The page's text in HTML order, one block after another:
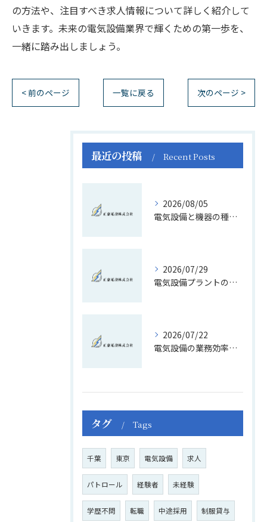
の方法や、注目すべき求人情報について詳しく紹介して
いきます。未来の電気設備業界で輝くための第一歩を、
一緒に踏み出しましょう。
< 前のページ 一覧に戻る 次のページ >
最近の投稿 Recent Posts
2026/08/05
電気設備と機器の種類や役割を一覧で徹底解説し現場疑問も即解消
2026/07/29
電気設備プラントの選び方と三鷹市で信頼できる企業を見極めるポイント
2026/07/22
電気設備の業務効率化を実現する支援ツール活用ガイド
タグ Tags
千葉 東京 電気設備 求人
パトロール 経験者 未経験
学歴不問 転職 中途採用 制服貸与